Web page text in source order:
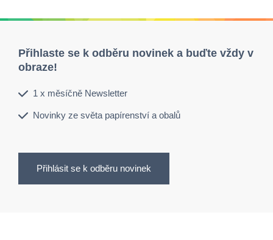
Přihlaste se k odběru novinek a buďte vždy v
obraze!
1 x měsíčně Newsletter
Novinky ze světa papírenství a obalů
Přihlásit se k odběru novinek